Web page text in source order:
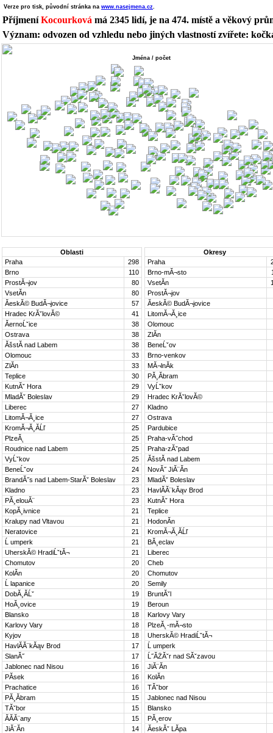
Verze pro tisk, původní stránka na www.nasejmena.cz.
PříjmeníKocourková má 2345 lidí, je na 474. místě a věkový
Význam: odvozen od vzhledu nebo jiných vlastností zvířete:
Jména / počet
Oblasti
Praha
298
Brno
110
ProstĂ¬jov
80
VsetĂ­n
80
ĂeskĂ© BudĂ¬jovice
57
Hradec KrĂˇlovĂ©
41
ĂernoĹˇice
38
Ostrava
38
ĂšstĂ­ nad Labem
38
Olomouc
33
ZlĂ­n
33
Teplice
30
KutnĂˇ Hora
29
MladĂˇ Boleslav
29
Liberec
27
LitomĂ¬Ă¸ice
27
KromĂ¬Ă¸Ă­Ĺľ
25
PlzeĂ˛
25
Roudnice nad Labem
25
VyĹˇkov
25
BeneĹˇov
24
BrandĂ˝s nad Labem-StarĂˇ Boleslav
23
Kladno
23
PĂ¸elouĂ¨
23
KopĂ¸ivnice
21
Kralupy nad Vltavou
21
Neratovice
21
Ĺ umperk
21
UherskĂ© HradiĹˇtĂ¬
21
Chomutov
20
KolĂ­n
20
Ĺ lapanice
20
DobĂ¸Ă­Ĺˇ
19
HoĂ¸ovice
19
Blansko
18
Karlovy Vary
18
Kyjov
18
HavlĂ­Ă¨kĂąv Brod
17
SlanĂ˝
17
Jablonec nad Nisou
16
PĂ­sek
16
Prachatice
16
PĂ¸Ă­bram
15
TĂˇbor
15
ĂĂ­Ă¨any
15
JiĂ¨Ă­n
14
Okresy
Praha
Brno-mĂ¬sto
VsetĂ­n
ProstĂ¬jov
ĂeskĂ© BudĂ¬jovice
LitomĂ¬Ă¸ice
Olomouc
ZlĂ­n
BeneĹˇov
Brno-venkov
MĂ¬lnĂ­k
PĂ¸Ă­bram
VyĹˇkov
Hradec KrĂˇlovĂ©
Kladno
Ostrava
Pardubice
Praha-vĂ˝chod
Praha-zĂˇpad
ĂšstĂ­ nad Labem
NovĂ˝ JiĂ¨Ă­n
MladĂˇ Boleslav
HavlĂ­Ă¨kĂąv Brod
KutnĂˇ Hora
Teplice
HodonĂ­n
KromĂ¬Ă¸Ă­Ĺľ
BĂ¸eclav
Liberec
Cheb
Chomutov
Semily
BruntĂˇl
Beroun
Karlovy Vary
PlzeĂ˛-mĂ¬sto
UherskĂ© HradiĹˇtĂ¬
Ĺ umperk
Ĺ˝ĂŻĂˇr nad SĂˇzavou
JiĂ¨Ă­n
KolĂ­n
TĂˇbor
Jablonec nad Nisou
Blansko
PĂ¸erov
ĂeskĂˇ LĂ­pa